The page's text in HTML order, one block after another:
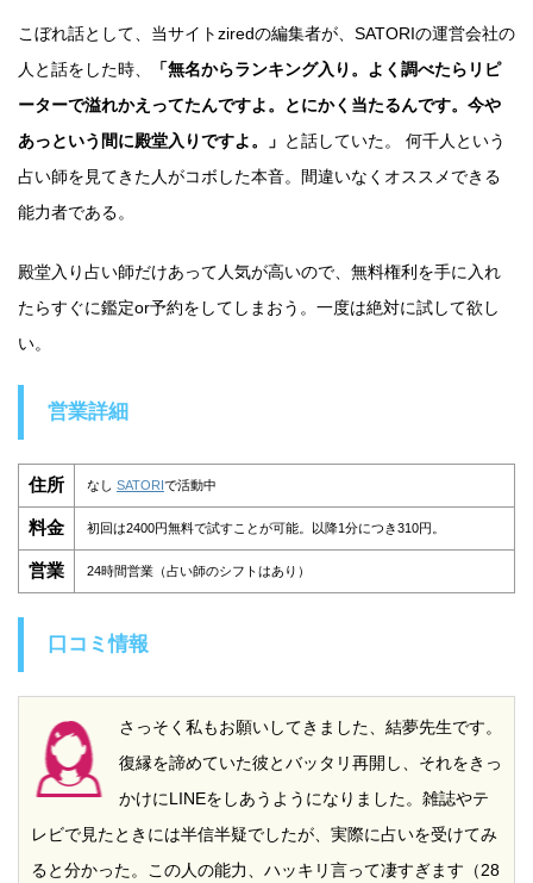
こぼれ話として、当サイトziredの編集者が、SATORIの運営会社の
人と話をした時、
「無名からランキング入り。よく調べたらリピ
ーターで溢れかえってたんですよ。とにかく当たるんです。今や
あっという間に殿堂入りですよ。」 と話していた。 何千人という
占い師を見てきた人がコボした本音。間違いなくオススメできる
能力者である。
殿堂入り占い師だけあって人気が高いので、無料権利を手に入れ
たらすぐに鑑定or予約をしてしまおう。一度は絶対に試して欲し
い。
営業詳細
住所 なし SATORIで活動中
料金 初回は2400円無料で試すことが可能。以降1分につき310円。
営業 24時間営業（占い師のシフトはあり）
口コミ情報
さっそく私もお願いしてきました、結夢先生です。
復縁を諦めていた彼とバッタリ再開し、それをきっ
かけにLINEをしあうようになりました。雑誌やテ
レビで見たときには半信半疑でしたが、実際に占いを受けてみ
ると分かった。この人の能力、ハッキリ言って凄すぎます（28